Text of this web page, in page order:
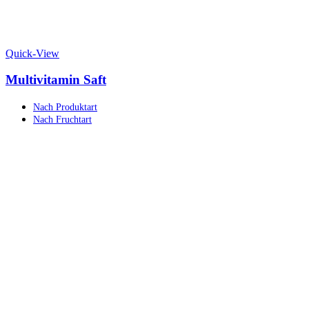
Quick-View
Multivitamin Saft
Nach Produktart
Nach Fruchtart